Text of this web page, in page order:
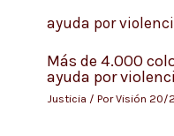
Más de 4.000
ayuda por
Justicia / PorVisión 20/